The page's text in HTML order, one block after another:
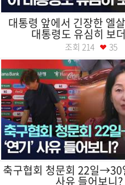
대통령 앞에서 긴장한 엘
대통령도 유심히 보
조회 214 35
축구협회 청문회 22일
사유 들어보니?